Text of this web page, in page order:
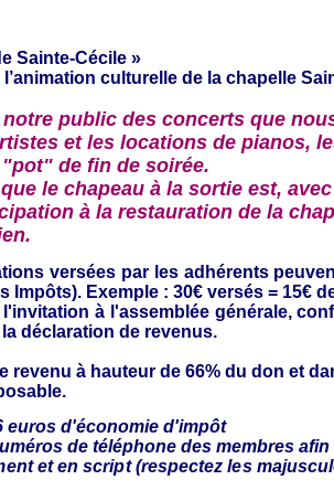
Sainte-Cécile »
culturelle de la chapelle
public des concerts que
et les locations de pianos,
de fin de soirée.
le chapeau à la sortie est,
à la restauration de la
versées par les adhérents
Impôts). Exemple : 30€ versés = 15€
à l'assemblée générale,
déclaration de revenus.
à hauteur de 66% du don et
euros d'économie d'impôt
de téléphone des membres afin
et en script (respectez les